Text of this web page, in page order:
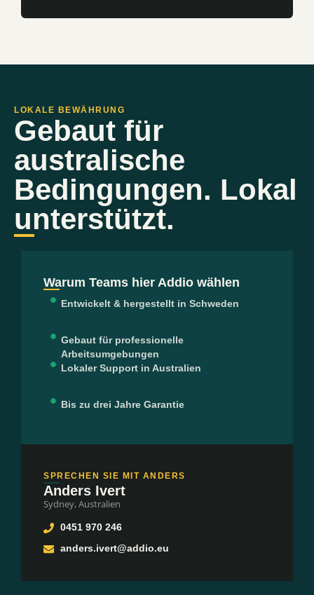
LOKALE BEWÄHRUNG
Gebaut für
australische
Bedingungen. Lokal
unterstützt.
Warum Teams hier Addio wählen
Entwickelt & hergestellt in Schweden
Gebaut für professionelle
Arbeitsumgebungen
Lokaler Support in Australien
Bis zu drei Jahre Garantie
SPRECHEN SIE MIT ANDERS
Anders Ivert
Sydney, Australien
0451 970 246
anders.ivert@addio.eu